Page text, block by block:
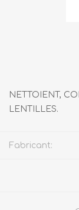
NETTOIENT,
LENTILLES.
Fabricant: